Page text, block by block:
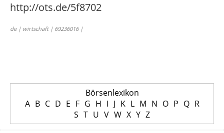
http://ots.de/5f8702
de | wirtschaft | 69236016 |
Börsenlexikon
A B C D E F G H I J K L M N O P Q R
S T U V W X Y Z